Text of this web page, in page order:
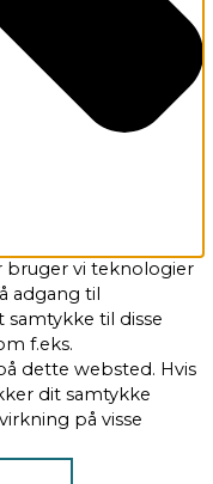
bruger vi teknologier
adgang til
samtykke til disse
f.eks.
dette websted. Hvis
dit samtykke
på visse